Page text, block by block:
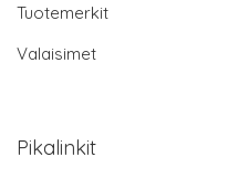
Tuotemerkit
Valaisimet
Pikalinkit